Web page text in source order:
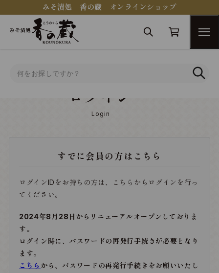
みそ漬処 香の蔵 オンラインショップ
ログイン
Login
すでに会員の方はこちら
ログインIDをお持ちの方は、こちらからログインを行っ
てください。
2024年8月28日からリニューアルオープンしておりま
す。
ログイン時に、パスワードの再発行手続きが必要となり
ます。
こちら から、パスワードの再発行手続きをお願いいたし